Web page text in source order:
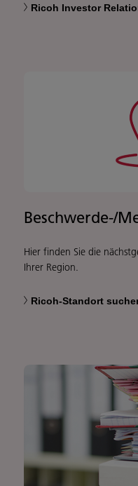
Ricoh Investor
Beschwerde-/
Hier finden Sie die
Ihrer Region.
Ricoh-Standort